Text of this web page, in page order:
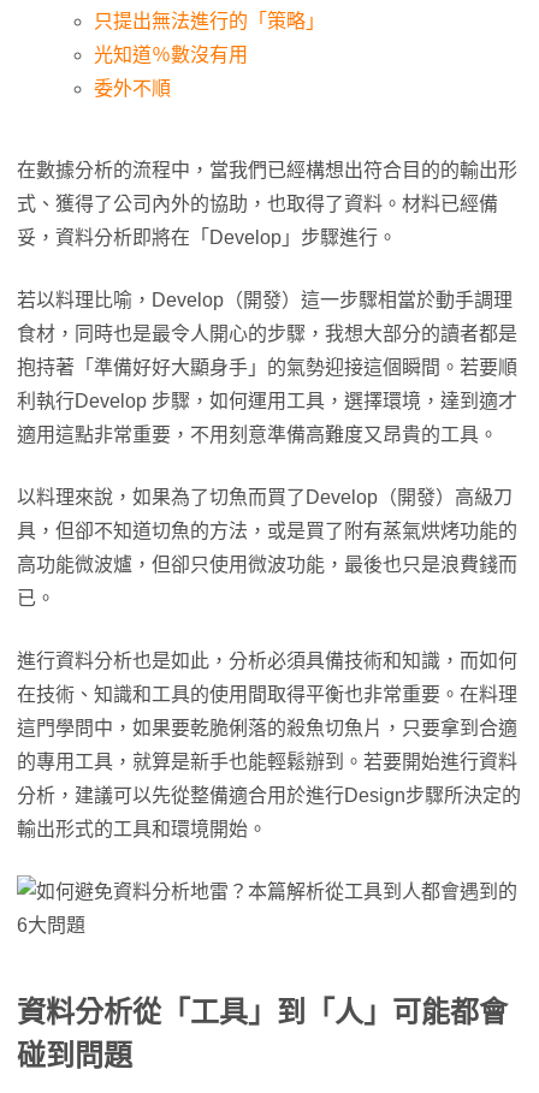
只提出無法進行的「策略」
光知道％數沒有用
委外不順
在數據分析的流程中，當我們已經構想出符合目的的輸出形
式、獲得了公司內外的協助，也取得了資料。材料已經備
妥，資料分析即將在「Develop」步驟進行。
若以料理比喻，Develop（開發）這一步驟相當於動手調理
食材，同時也是最令人開心的步驟，我想大部分的讀者都是
抱持著「準備好好大顯身手」的氣勢迎接這個瞬間。若要順
利執行Develop 步驟，如何運用工具，選擇環境，達到適才
適用這點非常重要，不用刻意準備高難度又昂貴的工具。
以料理來說，如果為了切魚而買了Develop（開發）高級刀
具，但卻不知道切魚的方法，或是買了附有蒸氣烘烤功能的
高功能微波爐，但卻只使用微波功能，最後也只是浪費錢而
已。
進行資料分析也是如此，分析必須具備技術和知識，而如何
在技術、知識和工具的使用間取得平衡也非常重要。在料理
這門學問中，如果要乾脆俐落的殺魚切魚片，只要拿到合適
的專用工具，就算是新手也能輕鬆辦到。若要開始進行資料
分析，建議可以先從整備適合用於進行Design步驟所決定的
輸出形式的工具和環境開始。
資料分析從「工具」到「人」可能都會
碰到問題